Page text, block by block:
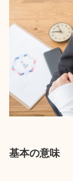
基本の意味